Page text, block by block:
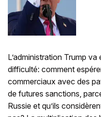
L’administration Trump
difficulté: comment
commerciaux avec des
de futures sanctions,
Russie et qu’ils